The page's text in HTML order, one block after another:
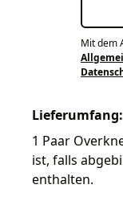
Mit dem
Lieferumfang:
1 Paar
ist, falls
enthalten.